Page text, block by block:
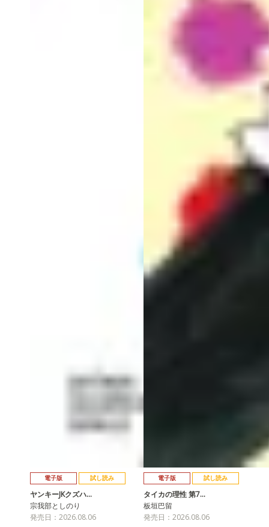
電子版 試し読み
ヤンキーJKクズハ…
宗我部としのり
発売日：2026.08.06
電子版 試し読み
タイカの理性 第7…
板垣巴留
発売日：2026.08.06